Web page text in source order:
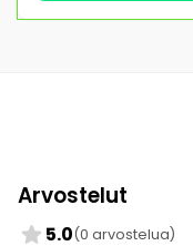
Arvostelut
star 5.0(0 arvostelua)